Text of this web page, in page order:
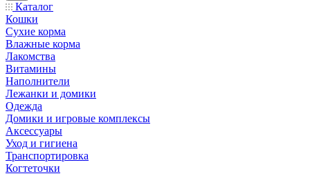
Каталог
Кошки
Сухие корма
Влажные корма
Лакомства
Витамины
Наполнители
Лежанки и домики
Одежда
Домики и игровые комплексы
Аксессуары
Уход и гигиена
Транспортировка
Когтеточки